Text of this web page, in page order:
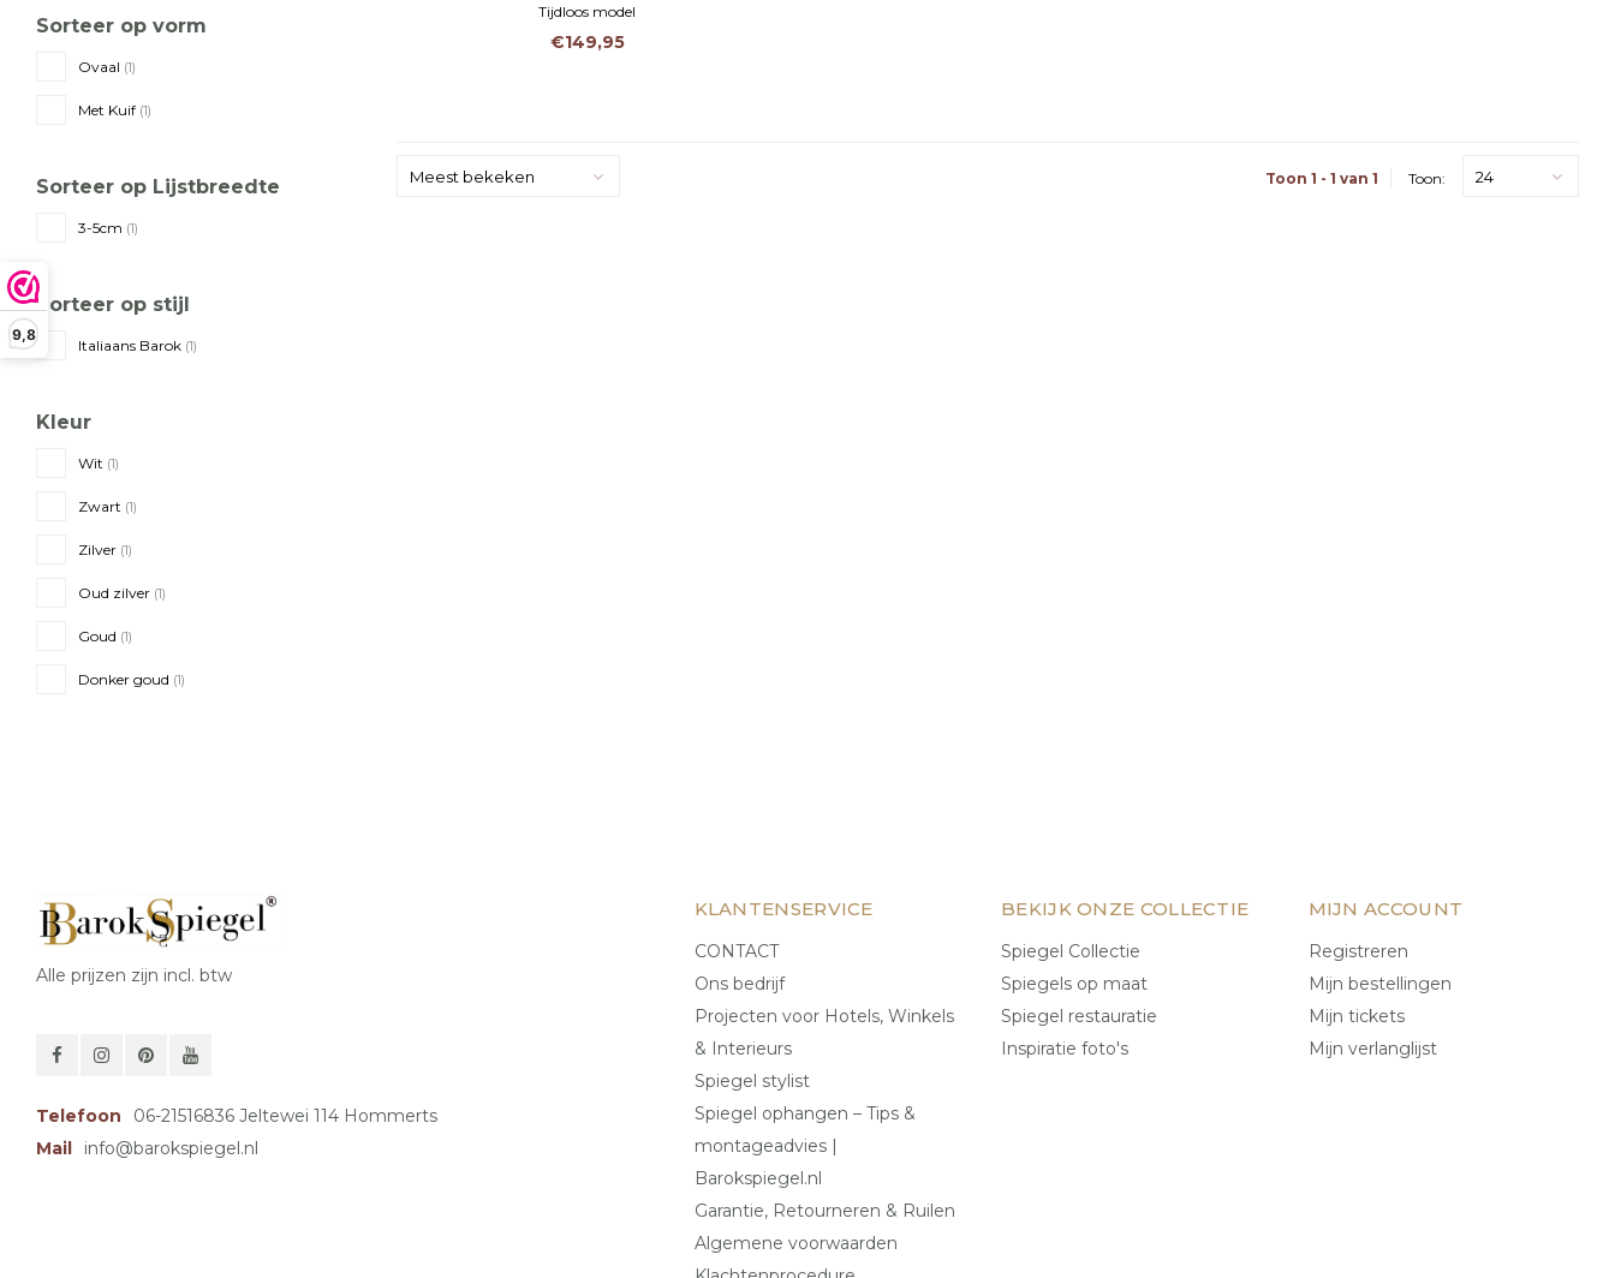
9,8
Sorteer op vorm
Ovaal (1)
Met Kuif (1)
Sorteer op Lijstbreedte
3-5cm (1)
Sorteer op stijl
Italiaans Barok (1)
Kleur
Wit (1)
Zwart (1)
Zilver (1)
Oud zilver (1)
Goud (1)
Donker goud (1)
Tijdloos model
€149,95
Meest bekeken Toon 1 - 1 van 1 Toon: 24
Alle prijzen zijn incl. btw
Telefoon
06-21516836 Jeltewei 114 Hommerts
Mail
info@barokspiegel.nl
KLANTENSERVICE
CONTACT
Ons bedrijf
Projecten voor Hotels, Winkels
& Interieurs
Spiegel stylist
Spiegel ophangen – Tips &
montageadvies |
Barokspiegel.nl
Garantie, Retourneren & Ruilen
Algemene voorwaarden
BEKIJK ONZE COLLECTIE
Spiegel Collectie
Spiegels op maat
Spiegel restauratie
Inspiratie foto's
MIJN ACCOUNT
Registreren
Mijn bestellingen
Mijn tickets
Mijn verlanglijst